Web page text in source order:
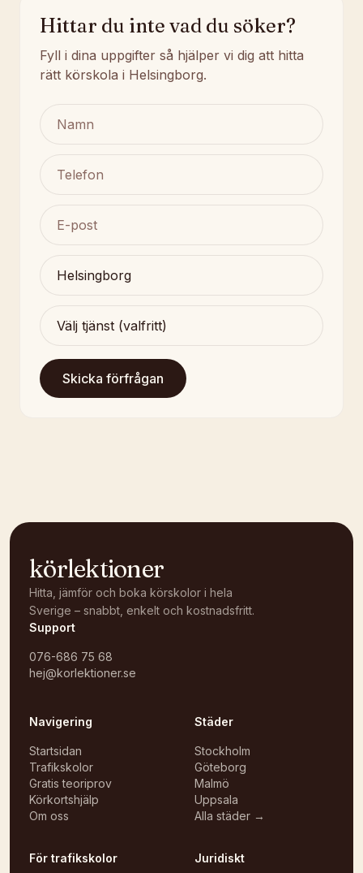
Hittar du inte vad du söker?
Fyll i dina uppgifter så hjälper vi dig att hitta
rätt körskola i Helsingborg.
Skicka förfrågan
körlektioner
Hitta, jämför och boka körskolor i hela
Sverige – snabbt, enkelt och kostnadsfritt.
Support
076-686 75 68
hej@korlektioner.se
Navigering
Startsidan
Trafikskolor
Gratis teoriprov
Körkortshjälp
Om oss
Städer
Stockholm
Göteborg
Malmö
Uppsala
Alla städer →
För trafikskolor Juridiskt